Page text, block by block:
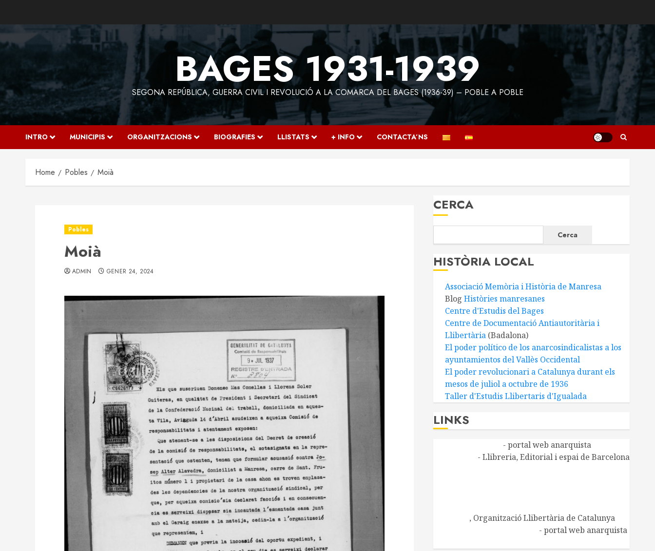
BAGES 1931-1939
SEGONA REPÚBLICA, GUERRA CIVIL I REVOLUCIÓ A LA COMARCA DEL BAGES (1936-39) – POBLE A POBLE
INTRO MUNICIPIS ORGANITZACIONS BIOGRAFIES LLISTATS + INFO CONTACTA’NS
Home Pobles Moià
Pobles
Moià
ADMIN GENER 24, 2024
CERCA
Cerca
HISTÒRIA LOCAL
Associació Memòria i Història de Manresa
Blog Històries manresanes
Centre d'Estudis del Bages
Centre de Documentació Antiautoritària i
Llibertària(Badalona)
El poder político de los anarcosindicalistas a los
ayuntamientos del Vallès Occidental
El poder revolucionari a Catalunya durant els
mesos de juliol a octubre de 1936
Taller d'Estudis Llibertaris d'Igualada
LINKS
- portal web anarquista
- Llibreria, Editorial i espai de Barcelona
, Organització Llibertària de Catalunya
- portal web anarquista